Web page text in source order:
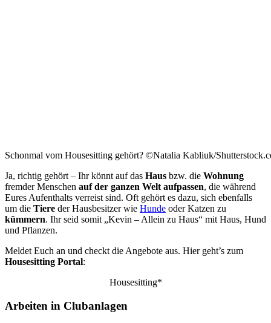
Schonmal vom Housesitting gehört? ©Natalia Kabliuk/
Ja, richtig gehört – Ihr könnt auf das Haus bzw. die Wohnung
fremder Menschen auf der ganzen Welt aufpassen, die während
Eures Aufenthalts verreist sind. Oft gehört es dazu, sich ebenfalls
um die Tiere der Hausbesitzer wie Hunde oder Katzen zu
kümmern. Ihr seid somit „Kevin – Allein zu Haus“ mit Haus, Hund
und Pflanzen.
Meldet Euch an und checkt die Angebote aus. Hier geht’s zum
Housesitting Portal:
Housesitting*
Arbeiten in Clubanlagen